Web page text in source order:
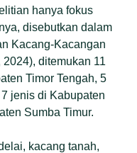
hanya fokus
disebutkan dalam
Kacang-Kacangan
ditemukan 11
Timor Tengah, 5
jenis di Kabupaten
Sumba Timur.
kacang tanah,